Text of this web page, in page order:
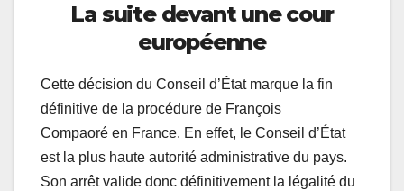
La suite devant une cour
européenne
Cette décision du Conseil d’État marque la fin
définitive de la procédure de François
Compaoré en France. En effet, le Conseil d’État
est la plus haute autorité administrative du pays.
Son arrêt valide donc définitivement la légalité du